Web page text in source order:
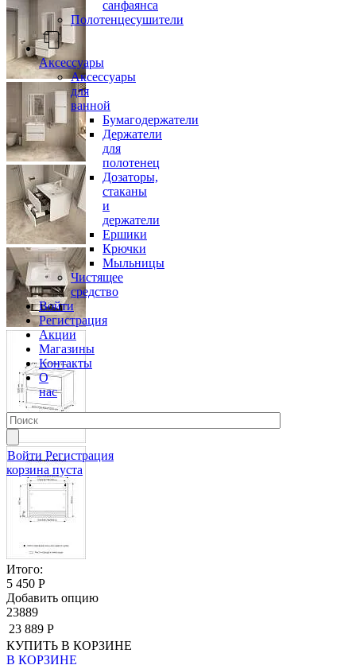
санфаянса
Полотенцесушители
Аксессуары
Аксессуары
для
ванной
Бумагодержатели
Держатели
для
полотенец
Дозаторы,
стаканы
и
держатели
Ершики
Крючки
Мыльницы
Чистящее
средство
Войти
Регистрация
Акции
Магазины
Контакты
О
нас
Войти Регистрация
корзина пуста
Итого:
5 450 Р
Добавить опцию
23889
23 889 Р
КУПИТЬ В КОРЗИНЕ
В КОРЗИНЕ